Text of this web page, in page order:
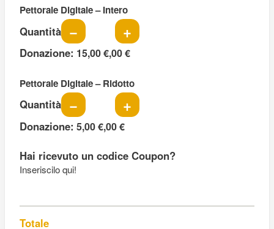
Pettorale Digitale – InteroQuantità
Donazione: 15,00 €,00 €
Quantità − +
Pettorale Digitale – RidottoQuantità
Donazione: 5,00 €,00 €
Quantità − +
Hai ricevuto un codice Coupon?
Inseriscilo qui!
Totale